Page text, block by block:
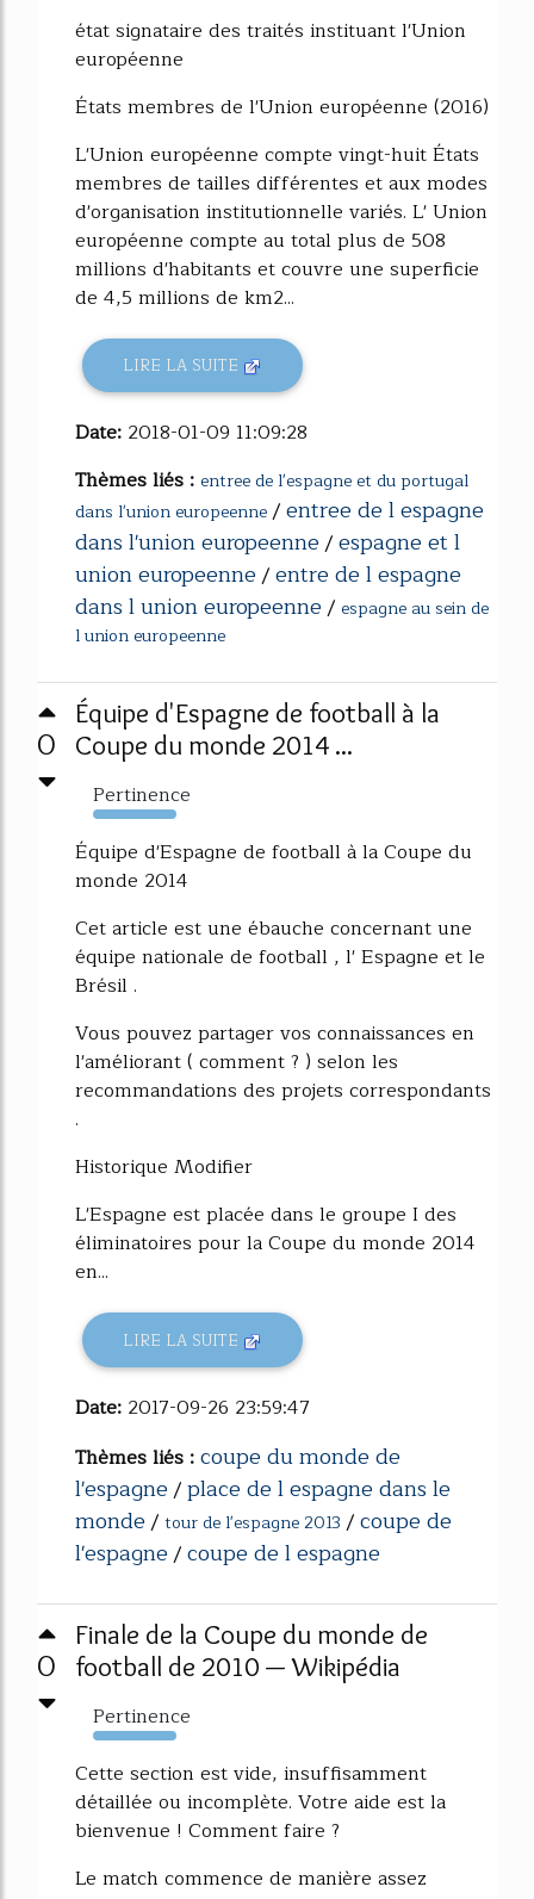
état signataire des traités instituant l'Union
européenne
États membres de l'Union européenne (2016)
L'Union européenne compte vingt-huit États
membres de tailles différentes et aux modes
d'organisation institutionnelle variés. L' Union
européenne compte au total plus de 508
millions d'habitants et couvre une superficie
de 4,5 millions de km2...
LIRE LA SUITE
Date: 2018-01-09 11:09:28
Thèmes liés : entree de l'espagne et du portugal
dans l'union europeenne/entree de l espagne
dans l'union europeenne/espagne et l
union europeenne/entre de l espagne
dans l union europeenne/ espagne au sein de
l union europeenne
0
Équipe d'Espagne de football à la
Coupe du monde 2014 ...
Pertinence
934%
Équipe d'Espagne de football à la Coupe du
monde 2014
Cet article est une ébauche concernant une
équipe nationale de football , l' Espagne et le
Brésil .
Vous pouvez partager vos connaissances en
l'améliorant ( comment ? ) selon les
recommandations des projets correspondants
.
Historique Modifier
L'Espagne est placée dans le groupe I des
éliminatoires pour la Coupe du monde 2014
en...
LIRE LA SUITE
Date: 2017-09-26 23:59:47
Thèmes liés :coupe du monde de
l'espagne/place de l espagne dans le
monde/ tour de l'espagne 2013 /coupe de
l'espagne/coupe de l espagne
0
Finale de la Coupe du monde de
football de 2010 — Wikipédia
Pertinence
760%
Cette section est vide, insuffisamment
détaillée ou incomplète. Votre aide est la
bienvenue ! Comment faire ?
Le match commence de manière assez